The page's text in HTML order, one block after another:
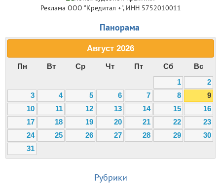
Реклама ООО "Кредитал +", ИНН 5752010011
Панорама
Август 2026
Пн Вт Ср Чт Пт Сб
Вс
1
2
3
4 5 6 7 8
9
10
11 12 13 14 15
16
17
18 19 20 21 22
23
24
25 26 27 28 29
30
31
Рубрики